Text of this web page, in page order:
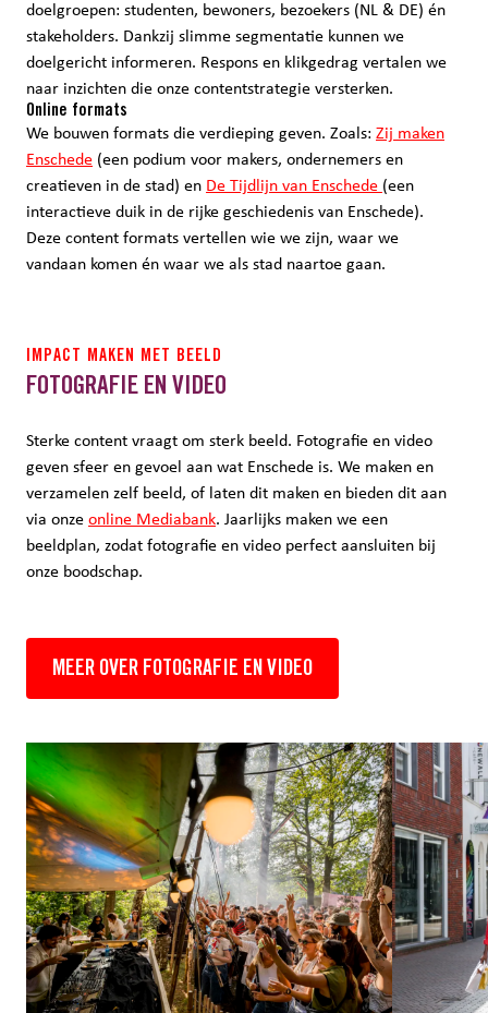
doelgroepen: studenten, bewoners, bezoekers (NL & DE) én
stakeholders. Dankzij slimme segmentatie kunnen we
doelgericht informeren. Respons en klikgedrag vertalen we
naar inzichten die onze contentstrategie versterken.
Online formats
We bouwen formats die verdieping geven. Zoals: Zij maken
Enschede (een podium voor makers, ondernemers en
creatieven in de stad) en De Tijdlijn van Enschede (een
interactieve duik in de rijke geschiedenis van Enschede).
Deze content formats vertellen wie we zijn, waar we
vandaan komen én waar we als stad naartoe gaan.
IMPACT MAKEN MET BEELD
FOTOGRAFIE EN VIDEO
Sterke content vraagt om sterk beeld. Fotografie en video
geven sfeer en gevoel aan wat Enschede is. We maken en
verzamelen zelf beeld, of laten dit maken en bieden dit aan
via onze online Mediabank. Jaarlijks maken we een
beeldplan, zodat fotografie en video perfect aansluiten bij
onze boodschap.
MEER OVER FOTOGRAFIE EN VIDEO